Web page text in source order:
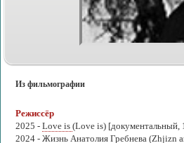
Из фильмографии
Режиссёр
2025 - Love is (Love is) [документальный,
2024 - Жизнь Анатолия Гребнева (Zhjizn